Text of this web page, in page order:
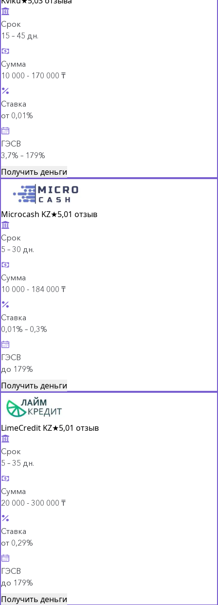
Срок
15 – 45 дн.
Сумма
10 000 - 170 000 ₸
Ставка
от 0,01%
ГЭСВ
3,7% – 179%
Получить деньги
Microcash KZ★5,01 отзыв
Срок
5 – 30 дн.
Сумма
10 000 - 184 000 ₸
Ставка
0,01% – 0,3%
ГЭСВ
до 179%
Получить деньги
LimeCredit KZ★5,01 отзыв
Срок
5 – 35 дн.
Сумма
20 000 - 300 000 ₸
Ставка
от 0,29%
ГЭСВ
до 179%
Получить деньги